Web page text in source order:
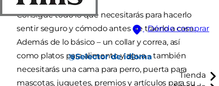
Dónde comprar
Selector de idioma
Tienda
Consigue todo lo que necesitarás para hacerlo
sentir seguro y cómodo antes de traerlo a casa.
Además de lo básico – un collar y correa, así
como platos para alimento y agua – también
necesitarás una cama para perro, puerta para
mascotas, juguetes, premios y artículos para su